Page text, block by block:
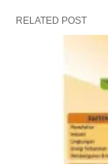
RELATED POST